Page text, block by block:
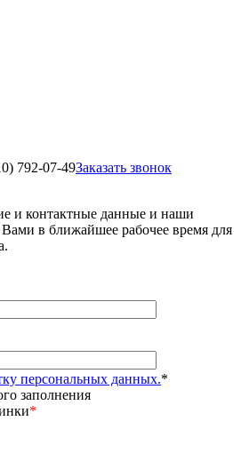
792-07-49Заказать звонок
и контактные данные и наши
в ближайшее рабочее время для
персональных данных.*
заполнения
*